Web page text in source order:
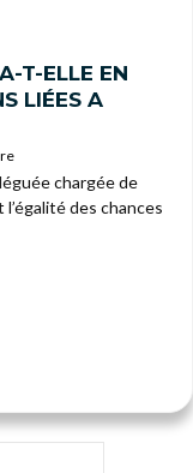
T-ELLE EN
LIÉES A
chargée de
des chances